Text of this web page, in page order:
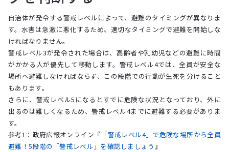
自治体が発令する警戒レベルによって、避難のタイミングが異なりま
す。水害は急激に悪化するため、適切なタイミングで避難を開始しな
ければなりません。
警戒レベル3が発令された場合は、高齢者や乳幼児などの避難に時間
がかかる人が優先して移動します。警戒レベル4では、全員が安全な
場所へ避難しなければならず、この段階での行動が生死を分けること
もあります。
さらに、警戒レベル5になるとすでに危険な状況となっており、外に
出るのは難しくなるため、警戒レベル4までに避難する必要がありま
す。
参考1：政府広報オンライン『 「警戒レベル4」で危険な場所から全員
避難！5段階の「警戒レベル」を確認しましょう 』